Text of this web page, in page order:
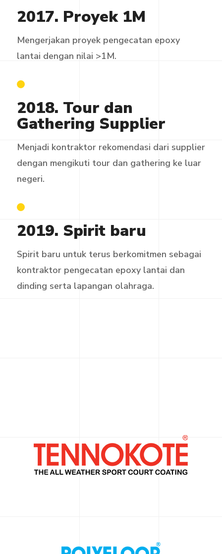
2017. Proyek 1M
Mengerjakan proyek pengecatan epoxy
lantai dengan nilai >1M.
2018. Tour dan
Gathering Supplier
Menjadi kontraktor rekomendasi dari supplier
dengan mengikuti tour dan gathering ke luar
negeri.
2019. Spirit baru
Spirit baru untuk terus berkomitmen sebagai
kontraktor pengecatan epoxy lantai dan
dinding serta lapangan olahraga.